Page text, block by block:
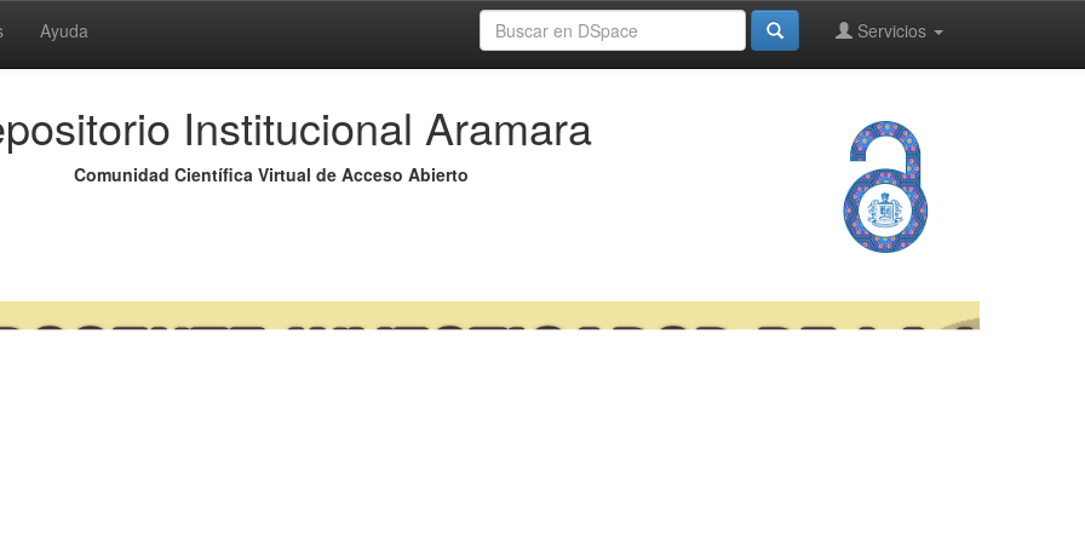
Ayuda Servicios
Institucional Aramara
Comunidad Científica Virtual de Acceso Abierto